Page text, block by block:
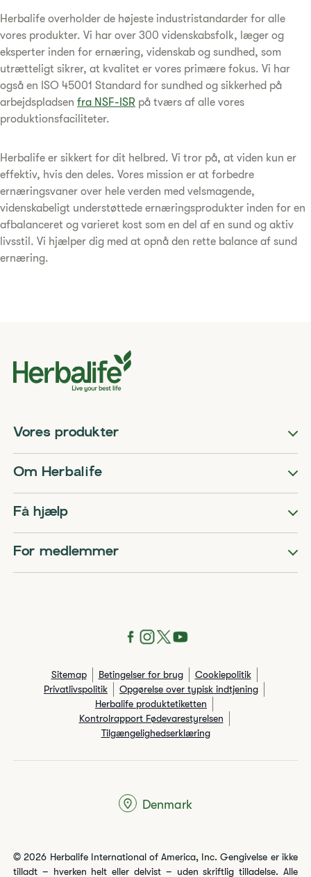
Herbalife overholder de højeste industristandarder for alle
vores produkter. Vi har over 300 videnskabsfolk, læger og
eksperter inden for ernæring, videnskab og sundhed, som
utrætteligt sikrer, at kvalitet er vores primære fokus. Vi har
også en ISO 45001 Standard for sundhed og sikkerhed på
arbejdspladsen fra NSF-ISR på tværs af alle vores
produktionsfaciliteter.
Herbalife er sikkert for dit helbred. Vi tror på, at viden kun er
effektiv, hvis den deles. Vores mission er at forbedre
ernæringsvaner over hele verden med velsmagende,
videnskabeligt understøttede ernæringsprodukter inden for en
afbalanceret og varieret kost som en del af en sund og aktiv
livsstil. Vi hjælper dig med at opnå den rette balance af sund
ernæring.
Vores produkter
Om Herbalife
Få hjælp
For medlemmer
Sitemap Betingelser for brug
Cookiepolitik
Privatlivspolitik
Opgørelse over typisk indtjening
Herbalife produktetiketten
Kontrolrapport Fødevarestyrelsen
Tilgængelighedserklæring
© 2026 Herbalife International of America, Inc. Gengivelse er ikke
tilladt – hverken helt eller delvist – uden skriftlig tilladelse. Alle
Denmark